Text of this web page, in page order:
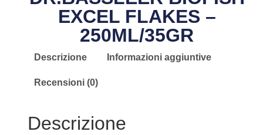
EXCEL FLAKES –
250ML/35GR
Descrizione Informazioni aggiuntive
Recensioni (0)
Descrizione